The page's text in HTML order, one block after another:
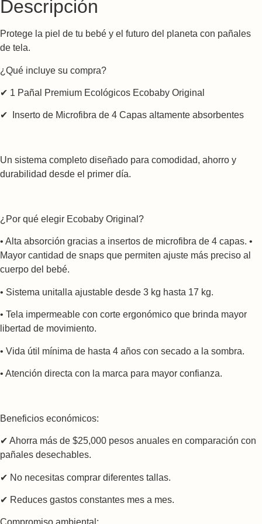
Descripción
Protege la piel de tu bebé y el futuro del planeta con pañales
de tela.
¿Qué incluye su compra?
✔ 1 Pañal Premium Ecológicos Ecobaby Original
✔ Inserto de Microfibra de 4 Capas altamente absorbentes
Un sistema completo diseñado para comodidad, ahorro y
durabilidad desde el primer día.
¿Por qué elegir Ecobaby Original?
• Alta absorción gracias a insertos de microfibra de 4 capas. •
Mayor cantidad de snaps que permiten ajuste más preciso al
cuerpo del bebé.
• Sistema unitalla ajustable desde 3 kg hasta 17 kg.
• Tela impermeable con corte ergonómico que brinda mayor
libertad de movimiento.
• Vida útil mínima de hasta 4 años con secado a la sombra.
• Atención directa con la marca para mayor confianza.
Beneficios económicos:
✔ Ahorra más de $25,000 pesos anuales en comparación con
pañales desechables.
✔ No necesitas comprar diferentes tallas.
✔ Reduces gastos constantes mes a mes.